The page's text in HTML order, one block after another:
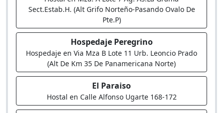
Sect.Estab.H. (Alt Grifo Norteño-Pasando Ovalo De
Pte.P)
Hospedaje Peregrino
Hospedaje en Via Mza B Lote 11 Urb. Leoncio Prado
(Alt De Km 35 De Panamericana Norte)
El Paraiso
Hostal en Calle Alfonso Ugarte 168-172